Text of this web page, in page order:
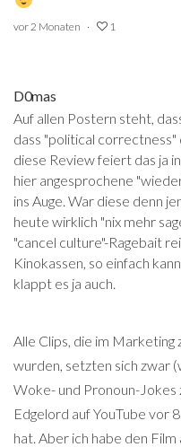
vor 2 Monaten 1
D0mas
Auf allen Postern steht,
dass "political correctness"
diese Review feiert das ja
hier angesprochene
ins Auge. War diese denn
heute wirklich "nix mehr
"cancel culture"-Ragebait
Kinokassen, so einfach
klappt es ja auch.
Alle Clips, die im
wurden, setzten sich zwar
Woke- und Pronoun-Jokes
Edgelord auf YouTube vor
hat. Aber ich habe den